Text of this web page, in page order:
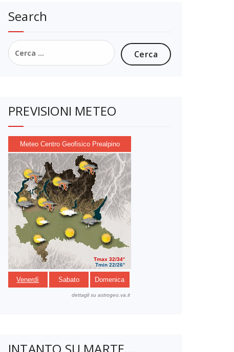
Search
Ricerca
per:
PREVISIONI METEO